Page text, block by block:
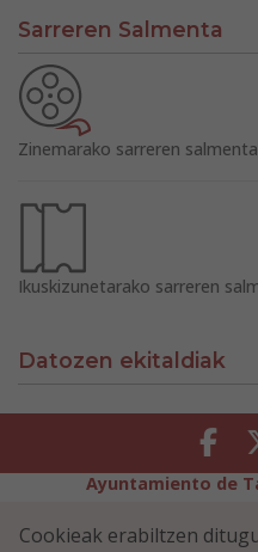
Sarreren Salmenta
Zinemarako sarreren salmenta
Ikuskizunetarako sarreren
Datozen ekitaldiak
Ayuntamiento de
Erabilerreztasuna
Cookieak erabiltzen